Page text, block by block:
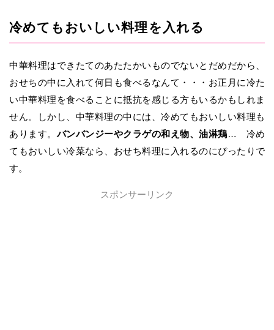
冷めてもおいしい料理を入れる
中華料理はできたてのあたたかいものでないとだめだから、
おせちの中に入れて何日も食べるなんて・・・お正月に冷た
い中華料理を食べることに抵抗を感じる方もいるかもしれま
せん。しかし、中華料理の中には、冷めてもおいしい料理も
あります。バンバンジーやクラゲの和え物、油淋鶏… 冷め
てもおいしい冷菜なら、おせち料理に入れるのにぴったりで
す。
スポンサーリンク